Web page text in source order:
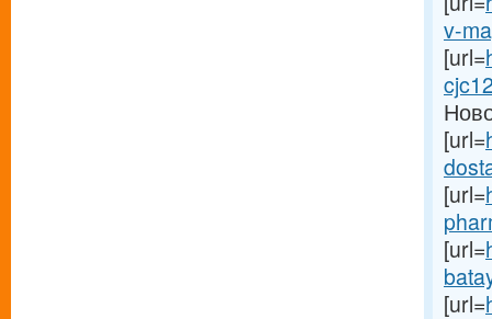
v-
[url=
[url=
[url=
[url=
[url=